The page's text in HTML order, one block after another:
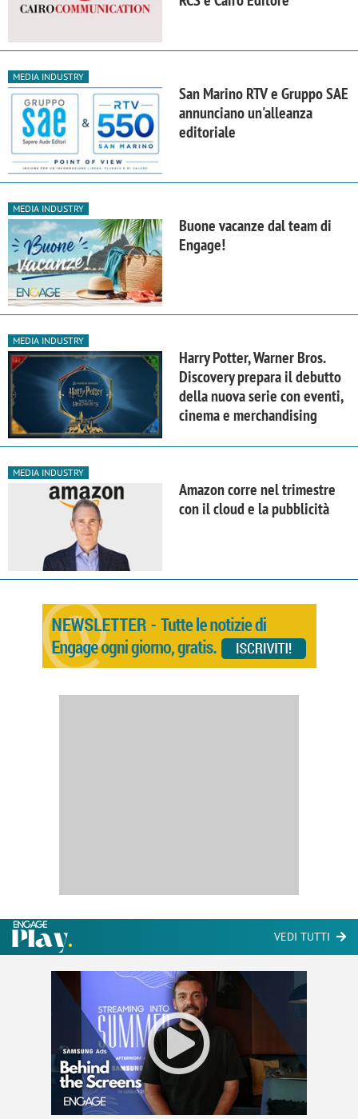
MEDIA INDUSTRY
San Marino RTV e Gruppo SAE
annunciano un'alleanza
editoriale
MEDIA INDUSTRY
Buone vacanze dal team di
Engage!
MEDIA INDUSTRY
Harry Potter, Warner Bros.
Discovery prepara il debutto
della nuova serie con eventi,
cinema e merchandising
MEDIA INDUSTRY
Amazon corre nel trimestre
con il cloud e la pubblicità
VEDI TUTTI